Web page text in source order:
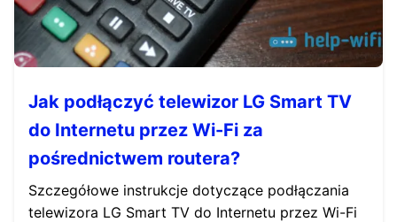
Jak podłączyć telewizor LG Smart TV
do Internetu przez Wi-Fi za
pośrednictwem routera?
Szczegółowe instrukcje dotyczące podłączania
telewizora LG Smart TV do Internetu przez Wi-Fi